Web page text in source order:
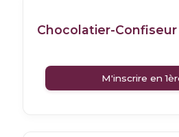
Chocolatier-Confiseur
M'inscrire en